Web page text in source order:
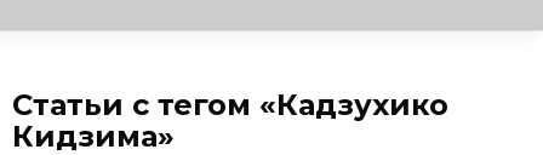
Статьи с тегом «Кадзухико
Кидзима»